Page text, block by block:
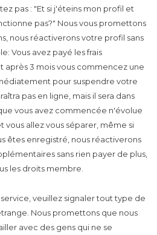
pas : "Et si j'éteins mon profil et
pas?" Nous vous promettons
nous réactiverons votre profil sans
Vous avez payé les frais
après 3 mois vous commencez une
pour suspendre votre
pas en ligne, mais il sera dans
vous avez commencée n'évolue
vous allez vous séparer, même si
êtes enregistré, nous réactiverons
sans rien payer de plus,
les droits membre.
veuillez signaler tout type de
Nous promettons que nous
avec des gens qui ne se